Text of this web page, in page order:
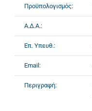
Προϋπολογισμός:
Α.Δ.Α.:
Επ. Υπευθ.:
Email:
Περιγραφή: